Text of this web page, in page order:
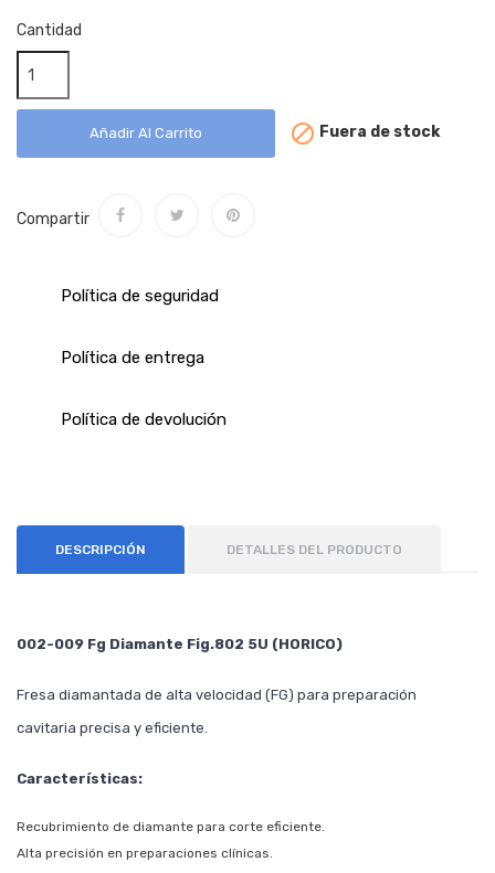
Cantidad
Añadir Al Carrito  Fuera de stock
Compartir
Política de seguridad
Política de entrega
Política de devolución
DESCRIPCIÓN DETALLES DEL PRODUCTO
002-009 Fg Diamante Fig.802 5U (HORICO)
Fresa diamantada de alta velocidad (FG) para preparación
cavitaria precisa y eficiente.
Características:
Recubrimiento de diamante para corte eficiente.
Alta precisión en preparaciones clínicas.